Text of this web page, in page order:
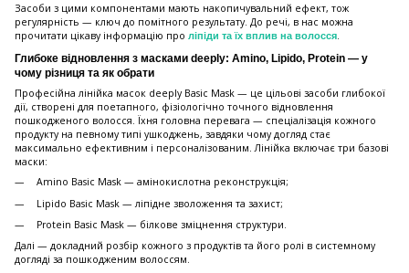
Засоби з цими компонентами мають накопичувальний ефект, тож
регулярність — ключ до помітного результату. До речі, в нас можна
прочитати цікаву інформацію про ліпіди та їх вплив на волосся
Глибоке відновлення з масками deeply: Amino, Lipido, Protein — у
чому різниця та як обрати
Професійна лінійка масок deeply Basic Mask — це цільові засоби глибокої
дії, створені для поетапного, фізіологічно точного відновлення
пошкодженого волосся. Їхня головна перевага — спеціалізація кожного
продукту на певному типі ушкоджень, завдяки чому догляд стає
максимально ефективним і персоналізованим. Лінійка включає три базові
маски:
Amino Basic Mask — амінокислотна реконструкція;
Lipido Basic Mask — ліпідне зволоження та захист;
Protein Basic Mask — білкове зміцнення структури.
Далі — докладний розбір кожного з продуктів та його ролі в системному
догляді за пошкодженим волоссям.